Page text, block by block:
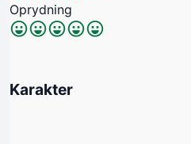
Oprydning
Karakter